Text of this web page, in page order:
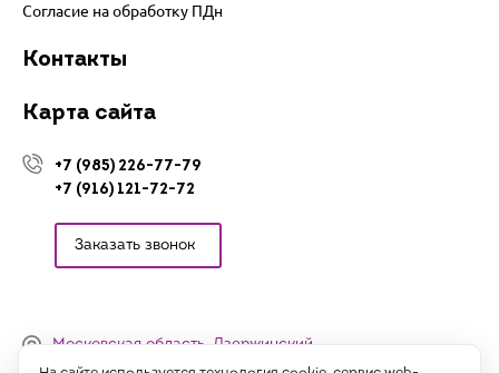
Согласие на обработку ПДн
Контакты
Карта сайта
+7 (985) 226-77-79
+7 (916) 121-72-72
Заказать звонок
Московская область, Дзержинский,
Денисьевский проезд, 15 (офис)